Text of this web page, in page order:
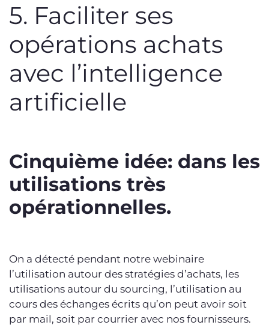
5. Faciliter ses
opérations achats
avec l’intelligence
artificielle
Cinquième idée: dans les
utilisations très
opérationnelles.
On a détecté pendant notre webinaire
l’utilisation autour des stratégies d’achats, les
utilisations autour du sourcing, l’utilisation au
cours des échanges écrits qu’on peut avoir soit
par mail, soit par courrier avec nos fournisseurs.